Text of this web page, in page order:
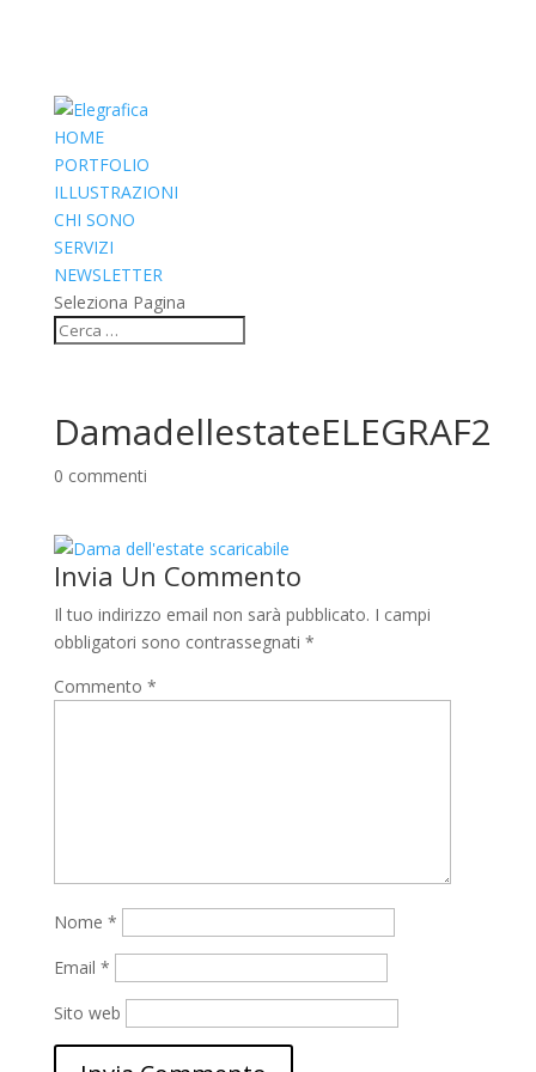
HOME
PORTFOLIO
ILLUSTRAZIONI
CHI SONO
SERVIZI
NEWSLETTER
Seleziona Pagina
DamadellestateELEGRAF2
0 commenti
Invia Un Commento
Il tuo indirizzo email non sarà pubblicato. I campi
obbligatori sono contrassegnati *
Commento *
Nome *
Email *
Sito web